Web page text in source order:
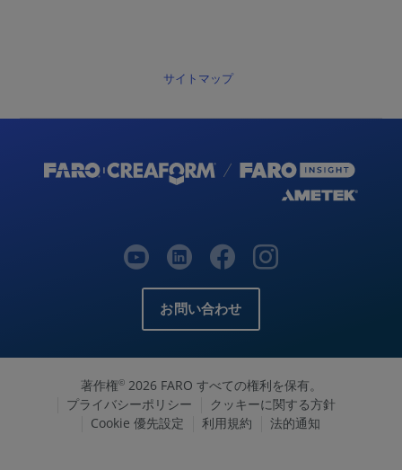
サイトマップ
お問い合わせ
著作権©2026 FARO すべての権利を保有。
プライバシーポリシー
クッキーに関する方針
Cookie 優先設定
利用規約 法的通知